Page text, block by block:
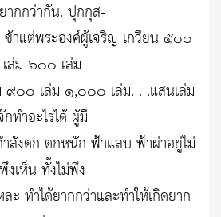
ากกว่ากัน. ปุกกุส-
าแต่พระองค์ผู้เจริญ เกวียน ๕๐๐
เล่ม ๖๐๐ เล่ม
๐๐ เล่ม ๑,๐๐๐ เล่ม. . .แสนเล่ม
ทำอะไรได้ ผู้มี
ลังตก ตกหนัก ฟ้าแลบ ฟ้าผ่าอยู่ไม่
พึงเห็น ทั้งไม่พึง
ะ ทำได้ยากกว่าและทำให้เกิดยาก